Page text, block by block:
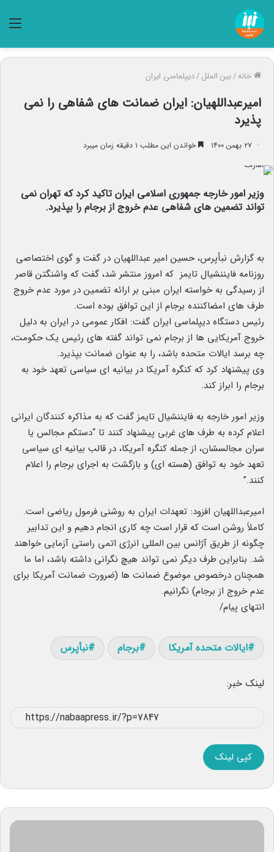
خانه/بین الملل/دیپلماسی ایران
امیرعبداللهیان: ایران ضمانت های شفاهی را نمی
پذیرد
۲۷ بهمن ۱۴۰۰ خواندن این مطلب ۱ دقیقه زمان میبرد
وزیر امور خارجه جمهوری اسلامی ایران تاکید کرد که تهران نمی
تواند تضمین های شفاهی عدم خروج از برجام را بپذیرد.
به گزارش نبأپرس، حسین امیر عبداللهیان در گفت و گوی اختصاصی
روزنامه فایننشیال تایمز که امروز منتشر شد، گفت که واشنگتن قاصر
از رسیدگی به خواسته ایران مبنی بر ارائه تضمین در مورد عدم خروج
طرف های امضاکننده برجام از این توافق بوده است.
رئیس دستگاه دیپلماسی ایران گفت: افکار عمومی در ایران به دلیل
خروج آمریکایی ها از برجام نمی تواند گفته های رئیس یک حکومت،
چه برسد ایالات متحده باشد، را به عنوان ضمانت بپذیرد.
وی پیشنهاد کرد که کنگره آمریکا در بیانیه ای سیاسی تعهد خود به
برجام را ابراز کند.
وزیر امور خارجه به فایننشیال تایمز گفت که به مذاکره کنندگان ایرانی
اعلام کرده به طرف های غربی پیشنهاد کنند تا “دستکم مجالس یا
سران مجالسشان، از جمله کنگره آمریکا، در قالب بیانیه ای سیاسی
تعهد خود به توافق (هسته ای) و بازگشت به اجرای برجام را اعلام
کنند.”
امیرعبداللهیان افزود: تعهدات ایران به روشنی فرمول ریاضی است.
کاملاً روشن است که قرار است چه کاری انجام دهیم و این تدابیر
چگونه از طریق آژانس بین المللی انرژی اتمی راستی آزمایی خواهند
شد. بنابراین طرف دیگر نمی تواند هیچ نگرانی داشته باشد، اما ما
همچنان درخصوص موضوع ضمانت ها (ضرورت ضمانت آمریکا برای
عدم خروج از برجام) نگرانیم.
انتهای پیام/
ایالات متحده آمریکا برجام نبأپرس
لینک خبر:
کپی لینک